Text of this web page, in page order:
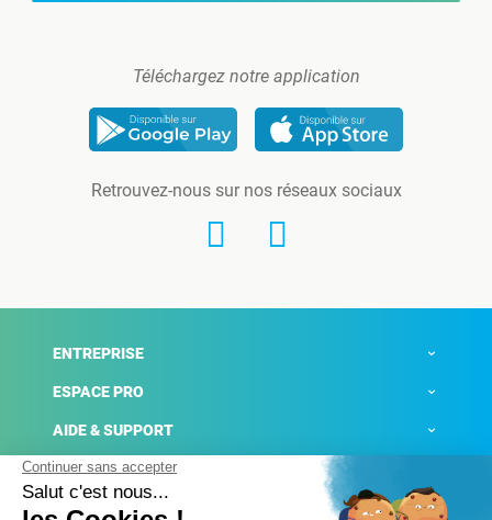
Téléchargez notre application
Retrouvez-nous sur nos réseaux sociaux
ENTREPRISE
ESPACE PRO
AIDE & SUPPORT
ACTUALITÉS